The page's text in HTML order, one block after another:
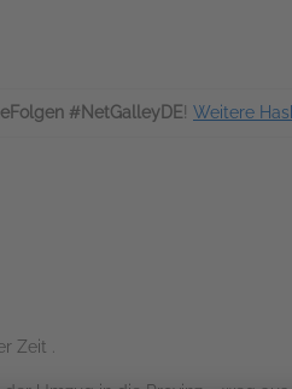
#NetGalleyDE! Weitere
Zeit .